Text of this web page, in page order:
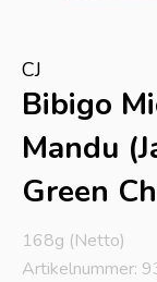
CJ
Bibigo
Mandu
Green
168g (Netto)
Artikelnummer: